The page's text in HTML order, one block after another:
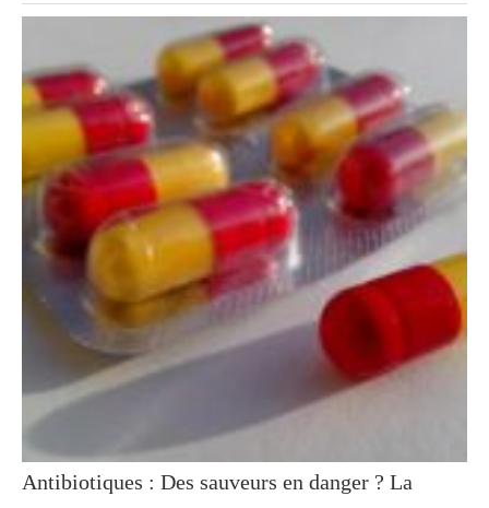
Antibiotiques : Des sauveurs en danger ? La